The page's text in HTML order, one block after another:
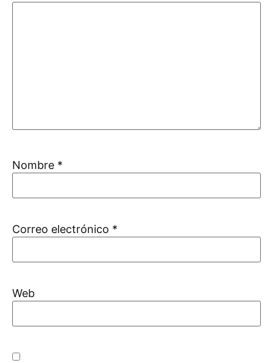
Nombre *
Correo electrónico *
Web